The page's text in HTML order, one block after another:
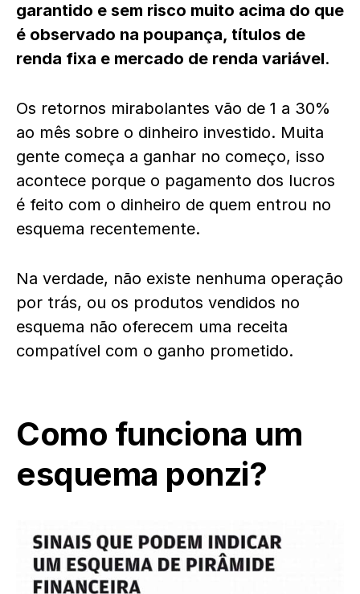
garantido e sem risco muito acima do que
é observado na poupança, títulos de
renda fixa e mercado de renda variável.
Os retornos mirabolantes vão de 1 a 30%
ao mês sobre o dinheiro investido. Muita
gente começa a ganhar no começo, isso
acontece porque o pagamento dos lucros
é feito com o dinheiro de quem entrou no
esquema recentemente.
Na verdade, não existe nenhuma operação
por trás, ou os produtos vendidos no
esquema não oferecem uma receita
compatível com o ganho prometido.
Como funciona um
esquema ponzi?